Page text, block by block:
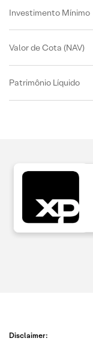
Investimento Mínimo
Valor de Cota (NAV)
Patrimônio Líquido
Disclaimer: